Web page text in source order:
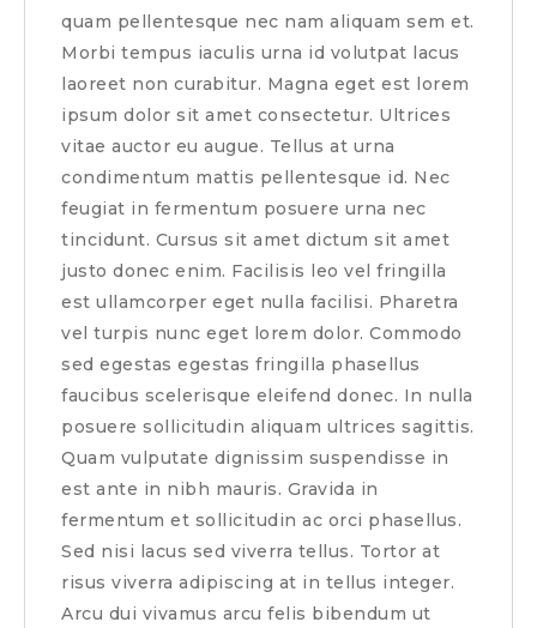
quam pellentesque nec nam aliquam sem et.
Morbi tempus iaculis urna id volutpat lacus
laoreet non curabitur. Magna eget est lorem
ipsum dolor sit amet consectetur. Ultrices
vitae auctor eu augue. Tellus at urna
condimentum mattis pellentesque id. Nec
feugiat in fermentum posuere urna nec
tincidunt. Cursus sit amet dictum sit amet
justo donec enim. Facilisis leo vel fringilla
est ullamcorper eget nulla facilisi. Pharetra
vel turpis nunc eget lorem dolor. Commodo
sed egestas egestas fringilla phasellus
faucibus scelerisque eleifend donec. In nulla
posuere sollicitudin aliquam ultrices sagittis.
Quam vulputate dignissim suspendisse in
est ante in nibh mauris. Gravida in
fermentum et sollicitudin ac orci phasellus.
Sed nisi lacus sed viverra tellus. Tortor at
risus viverra adipiscing at in tellus integer.
Arcu dui vivamus arcu felis bibendum ut